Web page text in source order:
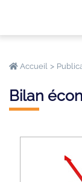
Accueil >
Bilan